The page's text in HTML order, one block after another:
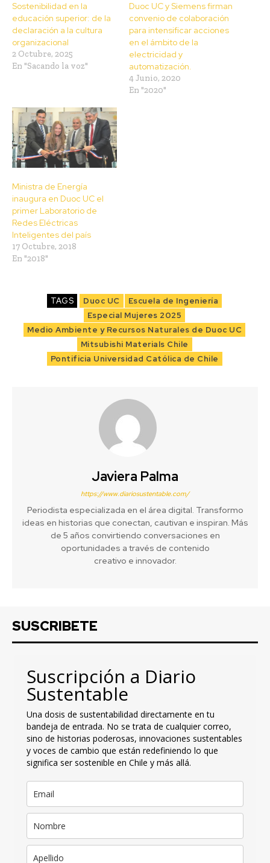
Sostenibilidad en la
educación superior: de la
declaración a la cultura
organizacional
2 Octubre, 2025
En "Sacando la voz"
Duoc UC y Siemens firman
convenio de colaboración
para intensificar acciones
en el ámbito de la
electricidad y
automatización.
4 Junio, 2020
En "2020"
Ministra de Energía
inaugura en Duoc UC el
primer Laboratorio de
Redes Eléctricas
Inteligentes del país
17 Octubre, 2018
En "2018"
TAGS Duoc UC
Escuela de Ingeniería
Especial Mujeres 2025
Medio Ambiente y Recursos Naturales de Duoc UC
Mitsubishi Materials Chile
Pontificia Universidad Católica de Chile
Javiera Palma
https://www.diariosustentable.com/
Periodista especializada en el área digital. Transformo
ideas en historias que conectan, cautivan e inspiran. Más
de 5 años convirtiendo conversaciones en
oportunidades a través de contenido
creativo e innovador.
SUSCRIBETE
Suscripción a Diario
Sustentable
Una dosis de sustentabilidad directamente en tu
bandeja de entrada. No se trata de cualquier correo,
sino de historias poderosas, innovaciones sustentables
y voces de cambio que están redefiniendo lo que
significa ser sostenible en Chile y más allá.